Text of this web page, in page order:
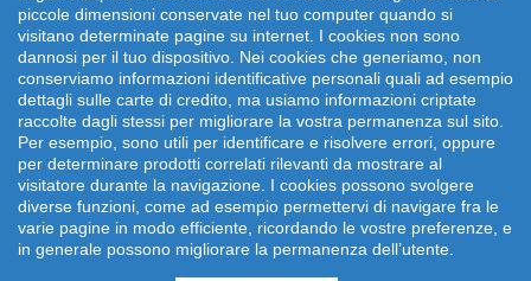
piccole dimensioni conservate nel tuo computer quando si
visitano determinate pagine su internet. I cookies non sono
dannosi per il tuo dispositivo. Nei cookies che generiamo, non
conserviamo informazioni identificative personali quali ad esempio
dettagli sulle carte di credito, ma usiamo informazioni criptate
raccolte dagli stessi per migliorare la vostra permanenza sul sito.
Per esempio, sono utili per identificare e risolvere errori, oppure
per determinare prodotti correlati rilevanti da mostrare al
visitatore durante la navigazione. I cookies possono svolgere
diverse funzioni, come ad esempio permettervi di navigare fra le
varie pagine in modo efficiente, ricordando le vostre preferenze, e
in generale possono migliorare la permanenza dell’utente.
Copyright 2026 emonsitalia srl. | Viale della Piramide
Cestia 1C, 00153 Roma - Italia | P.IVA: 09372641002